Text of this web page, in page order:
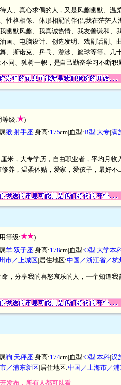
人、真心求偶的人，又是风趣幽默、温
性格相像、体形相配的伴侣,我在茫茫
幽默风趣、我真诚热情、我友善谦和、
画、电脑设计、创造发明、戏剧话剧、
、斯诺克、乒乓、游泳、篮球等等。几
同、独树一帜，是自己勤奋学习不断积
等级:
)
猴|射手座|身高:175cm|血型:B型|大专|满
米，大专学历，自由职业者，平均月
养，温柔体贴，爱家，爱孩子，最好
等级:
)
羊|双子座|身高:178cm|血型:O型|大学本
市／上城区|居住地区:中国／浙江省／杭
，分享我的喜怒哀乐的人，一个知道
狗|天秤座|身高:174cm|血型:O型|本科|汉
／浦东新区|居住地区:中国／上海市／浦
发布，所有人都可以看